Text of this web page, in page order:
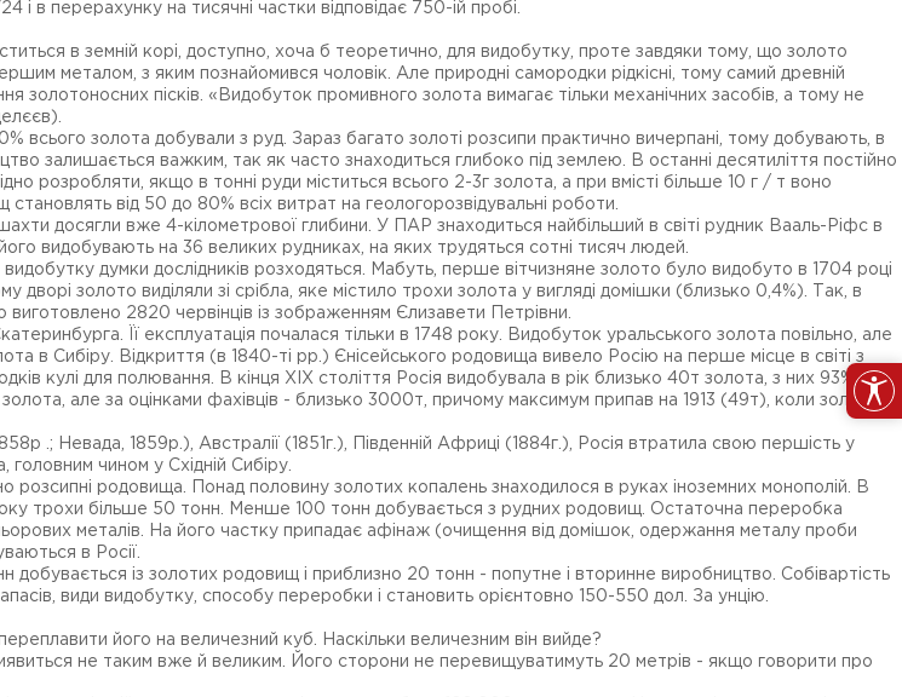
в перерахунку на тисячні частки відповідає 750-ій пробі.
в земній корі, доступно, хоча б теоретично, для видобутку, проте завдяки тому, що золото
металом, з яким познайомився чоловік. Але природні самородки рідкісні, тому самий древній
золотоносних пісків. «Видобуток промивного золота вимагає тільки механічних засобів, а тому не
всього золота добували з руд. Зараз багато золоті розсипи практично вичерпані, тому добувають, в
залишається важким, так як часто знаходиться глибоко під землею. В останні десятиліття постійно
розробляти, якщо в тонні руди міститься всього 2-3г золота, а при вмісті більше 10 г / т воно
від 50 до 80% всіх витрат на геологорозвідувальні роботи.
досягли вже 4-кілометрової глибини. У ПАР знаходиться найбільший в світі рудник Вааль-Ріфс в
видобувають на 36 великих рудниках, на яких трудяться сотні тисяч людей.
думки дослідників розходяться. Мабуть, перше вітчизняне золото було видобуто в 1704 році
золото виділяли зі срібла, яке містило трохи золота у вигляді домішки (близько 0,4%). Так, в
виготовлено 2820 червінців із зображенням Єлизавети Петрівни.
Її експлуатація почалася тільки в 1748 року. Видобуток уральського золота повільно, але
в Сибіру. Відкриття (в 1840-ті pp.) Єнісейського родовища вивело Росію на перше місце в світі з
кулі для полювання. В кінця XIX століття Росія видобувала в рік близько 40т золота, з них 93% -
але за оцінками фахівців - близько 3000т, причому максимум припав на 1913 (49т), коли золотий
.; Невада, 1859р.), Австралії (1851г.), Південній Африці (1884г.), Росія втратила свою першість у
чином у Східній Сибіру.
родовища. Понад половину золотих копалень знаходилося в руках іноземних монополій. В
трохи більше 50 тонн. Менше 100 тонн добувається з рудних родовищ. Остаточна переробка
металів. На його частку припадає афінаж (очищення від домішок, одержання металу проби
в Росії.
добувається із золотих родовищ і приблизно 20 тонн - попутне і вторинне виробництво. Собівартість
види видобутку, способу переробки і становить орієнтовно 150-550 дол. За унцію.
його на величезний куб. Наскільки величезним він вийде?
не таким вже й великим. Його сторони не перевищуватимуть 20 метрів - якщо говорити про